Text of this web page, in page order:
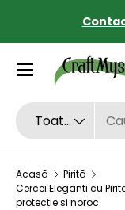
SARI LA
Căutare
Tipul de produs
Toate
Acasă
Pirită
Cercei Eleganti cu
protectie si noroc